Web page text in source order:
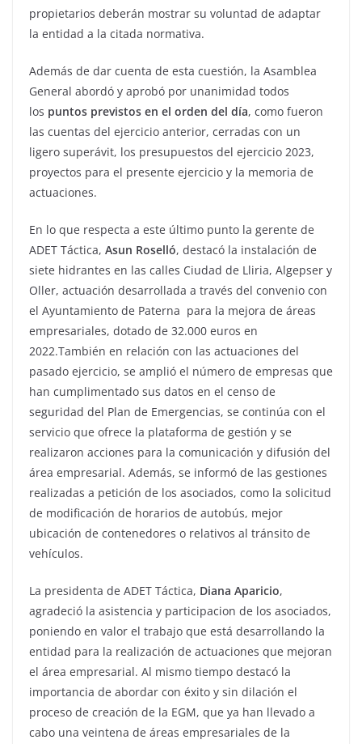
propietarios deberán mostrar su voluntad de adaptar
la entidad a la citada normativa.
Además de dar cuenta de esta cuestión, la Asamblea
General abordó y aprobó por unanimidad todos
los puntos previstos en el orden del día, como fueron
las cuentas del ejercicio anterior, cerradas con un
ligero superávit, los presupuestos del ejercicio 2023,
proyectos para el presente ejercicio y la memoria de
actuaciones.
En lo que respecta a este último punto la gerente de
ADET Táctica, Asun Roselló, destacó la instalación de
siete hidrantes en las calles Ciudad de Lliria, Algepser y
Oller, actuación desarrollada a través del convenio con
el Ayuntamiento de Paterna para la mejora de áreas
empresariales, dotado de 32.000 euros en
2022.También en relación con las actuaciones del
pasado ejercicio, se amplió el número de empresas que
han cumplimentado sus datos en el censo de
seguridad del Plan de Emergencias, se continúa con el
servicio que ofrece la plataforma de gestión y se
realizaron acciones para la comunicación y difusión del
área empresarial. Además, se informó de las gestiones
realizadas a petición de los asociados, como la solicitud
de modificación de horarios de autobús, mejor
ubicación de contenedores o relativos al tránsito de
vehículos.
La presidenta de ADET Táctica, Diana Aparicio,
agradeció la asistencia y participacion de los asociados,
poniendo en valor el trabajo que está desarrollando la
entidad para la realización de actuaciones que mejoran
el área empresarial. Al mismo tiempo destacó la
importancia de abordar con éxito y sin dilación el
proceso de creación de la EGM, que ya han llevado a
cabo una veintena de áreas empresariales de la